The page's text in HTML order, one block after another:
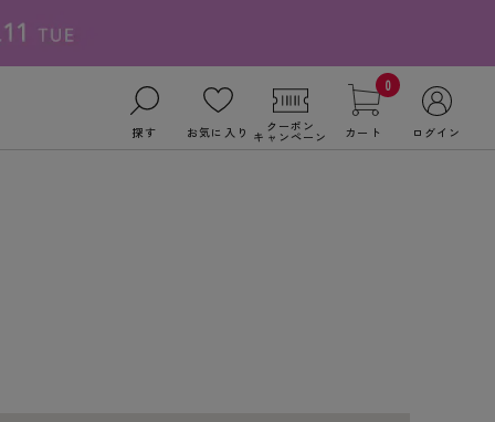
探す お気に入り クーポン
キャンペーン
0
カート ログイン